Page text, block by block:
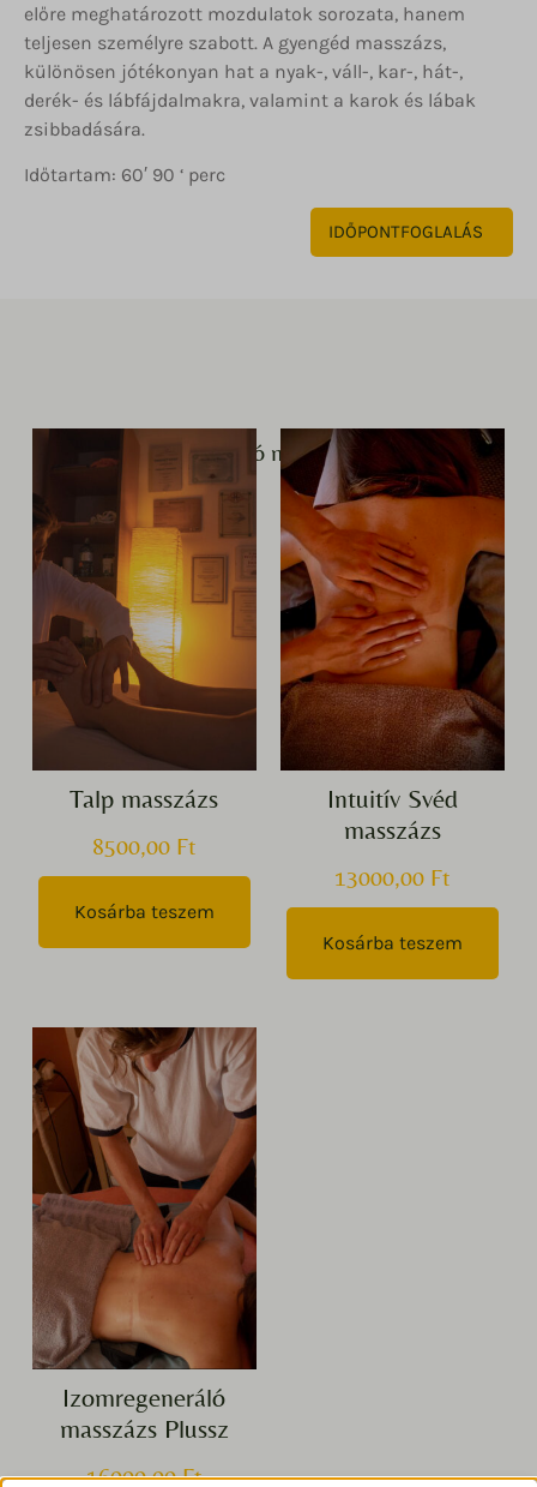
előre meghatározott mozdulatok sorozata, hanem
teljesen személyre szabott. A gyengéd masszázs,
különösen jótékonyan hat a nyak-, váll-, kar-, hát-,
derék- és lábfájdalmakra, valamint a karok és lábak
zsibbadására.
Időtartam: 60′ 90 ‘ perc
IDŐPONTFOGLALÁS
Kapcsolódó masszázsok
Talp masszázs
8500,00 Ft
Kosárba teszem
Intuitív Svéd
masszázs
13000,00 Ft
Kosárba teszem
Izomregeneráló
masszázs Plussz
16000,00Ft